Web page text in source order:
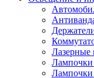
Лазерные
Лампочки
Лампочки